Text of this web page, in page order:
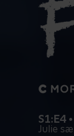
S1:E4
Julie